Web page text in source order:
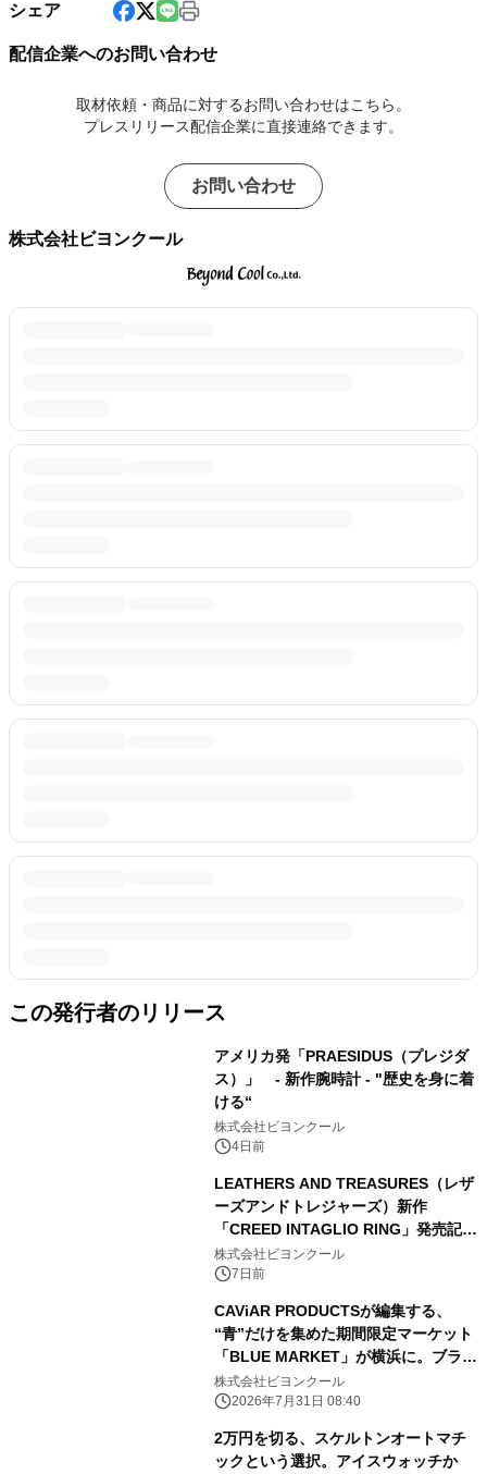
シェア
配信企業へのお問い合わせ
取材依頼・商品に対するお問い合わせはこちら。
プレスリリース配信企業に直接連絡できます。
お問い合わせ
株式会社ビヨンクール
この発行者のリリース
アメリカ発「PRAESIDUS（プレジダ
ス）」 - 新作腕時計 - "歴史を身に着
ける“
株式会社ビヨンクール
4日前
LEATHERS AND TREASURES（レザ
ーズアンドトレジャーズ）新作
「CREED INTAGLIO RING」発売記
念、希少石「カラーチェンジガーネッ
ト」を使用したフェアを8/15より開催
株式会社ビヨンクール
7日前
CAViAR PRODUCTSが編集する、
“青”だけを集めた期間限定マーケット
「BLUE MARKET」が横浜に。ブラン
ドではなく、"色"から出会う。
株式会社ビヨンクール
2026年7月31日 08:40
2万円を切る、スケルトンオートマチ
ックという選択。アイスウォッチか